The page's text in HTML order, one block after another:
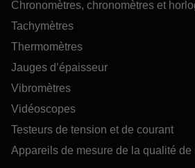
Chronomètres, chronomètres et
Tachymètres
Thermomètres
Jauges d’épaisseur
Vibromètres
Vidéoscopes
Testeurs de tension et de courant
Appareils de mesure de la qualité de